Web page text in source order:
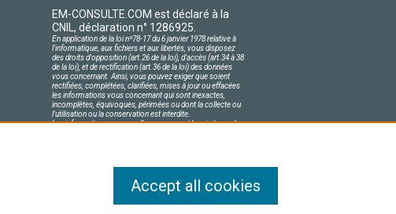
EM-CONSULTE.COM est déclaré à la
CNIL, déclaration n° 1286925.
En application de la loi nº78-17 du 6 janvier 1978 relative à
l'informatique, aux fichiers et aux libertés, vous disposez
des droits d'opposition (art.26 de la loi), d'accès (art.34 à 38
de la loi), et de rectification (art.36 de la loi) des données
vous concernant. Ainsi, vous pouvez exiger que soient
rectifiées, complétées, clarifiées, mises à jour ou effacées
les informations vous concernant qui sont inexactes,
incomplètes, équivoques, périmées ou dont la collecte ou
l'utilisation ou la conservation est interdite.
Les informations personnelles concernant les visiteurs de
Accept all cookies